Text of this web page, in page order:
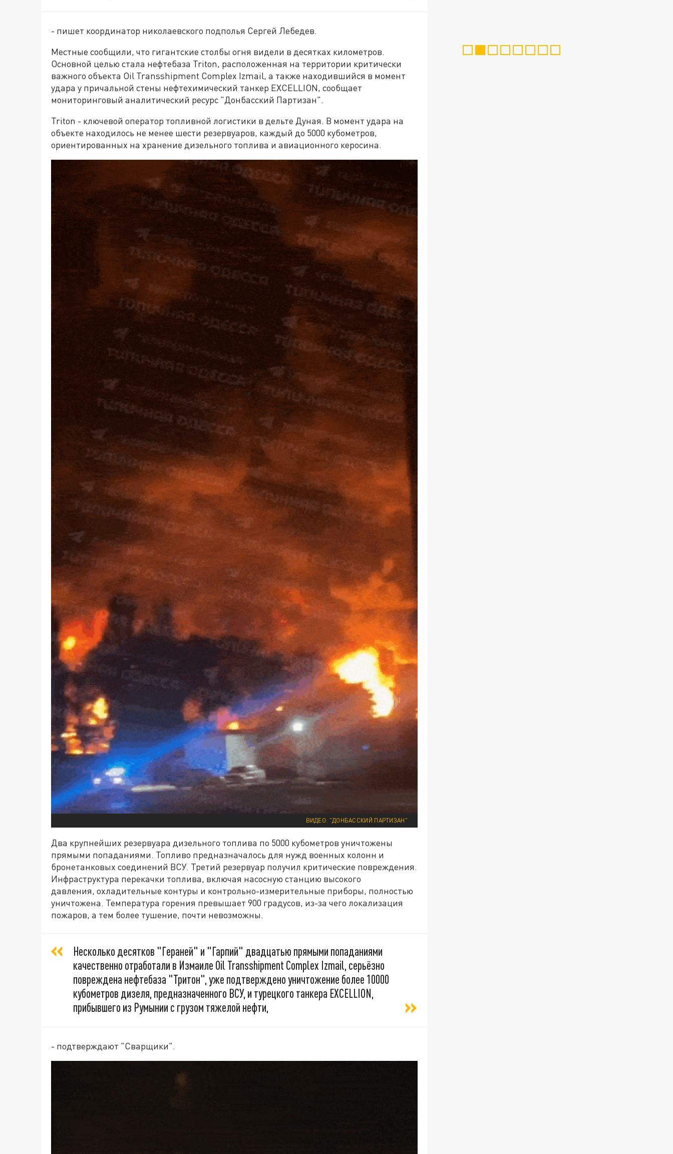
- пишет координатор николаевского подполья Сергей Лебедев.
Местные сообщили, что гигантские столбы огня видели в десятках километров.
Основной целью стала нефтебаза Triton, расположенная на территории критически
важного объекта Oil Transshipment Complex Izmail, а также находившийся в момент
удара у причальной стены нефтехимический танкер EXCELLION, сообщает
мониторинговый аналитический ресурс "Донбасский Партизан".
Triton - ключевой оператор топливной логистики в дельте Дуная. В момент удара на
объекте находилось не менее шести резервуаров, каждый до 5000 кубометров,
ориентированных на хранение дизельного топлива и авиационного керосина.
ВИДЕО: "ДОНБАССКИЙ ПАРТИЗАН"
Два крупнейших резервуара дизельного топлива по 5000 кубометров уничтожены
прямыми попаданиями. Топливо предназначалось для нужд военных колонн и
бронетанковых соединений ВСУ. Третий резервуар получил критические повреждения.
Инфраструктура перекачки топлива, включая насосную станцию высокого
давления, охладительные контуры и контрольно-измерительные приборы, полностью
уничтожена. Температура горения превышает 900 градусов, из-за чего локализация
пожаров, а тем более тушение, почти невозможны.
Несколько десятков "Гераней" и "Гарпий" двадцатью прямыми попаданиями
качественно отработали в Измаиле Oil Transshipment Complex Izmail, серьёзно
повреждена нефтебаза "Тритон", уже подтверждено уничтожение более 10000
кубометров дизеля, предназначенного ВСУ, и турецкого танкера EXCELLION,
прибывшего из Румынии с грузом тяжелой нефти,
- подтверждают "Сварщики".